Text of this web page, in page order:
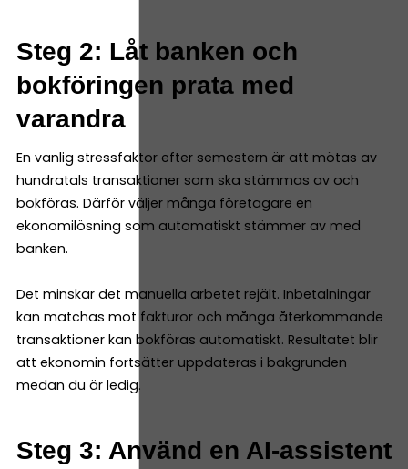
Steg 2: Låt banken och
bokföringen prata med
varandra
En vanlig stressfaktor efter semestern är att mötas av
hundratals transaktioner som ska stämmas av och
bokföras. Därför väljer många företagare en
ekonomilösning som automatiskt stämmer av med
banken.
Det minskar det manuella arbetet rejält. Inbetalningar
kan matchas mot fakturor och många återkommande
transaktioner kan bokföras automatiskt. Resultatet blir
att ekonomin fortsätter uppdateras i bakgrunden
medan du är ledig.
Steg 3: Använd en AI-assistent